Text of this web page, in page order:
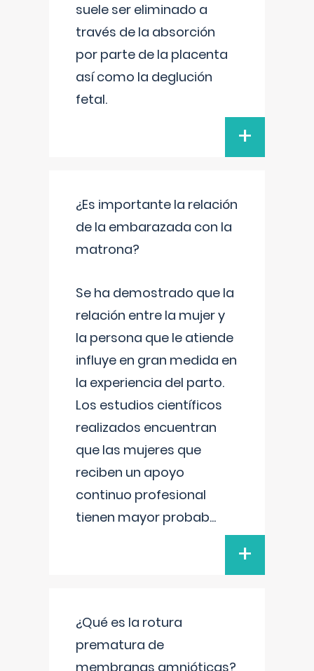
suele ser eliminado a
través de la absorción
por parte de la placenta
así como la deglución
fetal.
+
¿Es importante la relación
de la embarazada con la
matrona?
Se ha demostrado que la
relación entre la mujer y
la persona que le atiende
influye en gran medida en
la experiencia del parto.
Los estudios científicos
realizados encuentran
que las mujeres que
reciben un apoyo
continuo profesional
tienen mayor probab...
+
¿Qué es la rotura
prematura de
membranas amnióticas?